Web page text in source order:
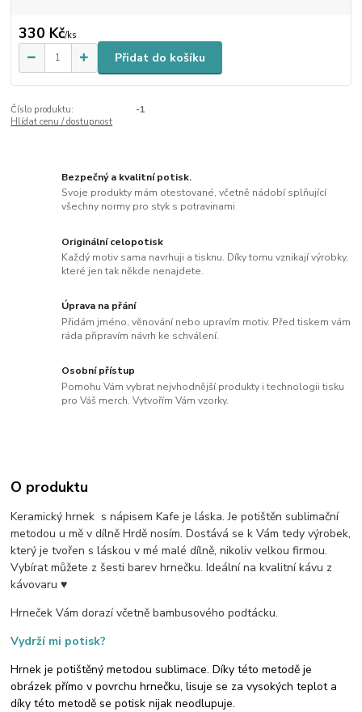
330 Kč/ks
Přidat do košíku
Číslo produktu:
-1
Hlídat cenu / dostupnost
Bezpečný a kvalitní potisk.
Svoje produkty mám otestované, včetně nádobí splňující
všechny normy pro styk s potravinami
Originální celopotisk
Každý motiv sama navrhuji a tisknu. Díky tomu vznikají výrobky,
které jen tak někde nenajdete.
Úprava na přání
Přidám jméno, věnování nebo upravím motiv. Před tiskem vám
ráda připravím návrh ke schválení.
Osobní přístup
Pomohu Vám vybrat nejvhodnější produkty i technologii tisku
pro Váš merch. Vytvořím Vám vzorky.
O produktu
Keramický hrnek s nápisem Kafe je láska. Je potištěn sublimační
metodou u mě v dílně Hrdě nosím. Dostává se k Vám tedy výrobek,
který je tvořen s láskou v mé malé dílně, nikoliv velkou firmou.
Vybírat můžete z šesti barev hrnečku. Ideální na kvalitní kávu z
kávovaru ♥
Hrneček Vám dorazí včetně bambusového podtácku.
Vydrží mi potisk?
Hrnek je potištěný metodou sublimace. Díky této metodě je
obrázek přímo v povrchu hrnečku, lisuje se za vysokých teplot a
díky této metodě se potisk nijak neodlupuje.